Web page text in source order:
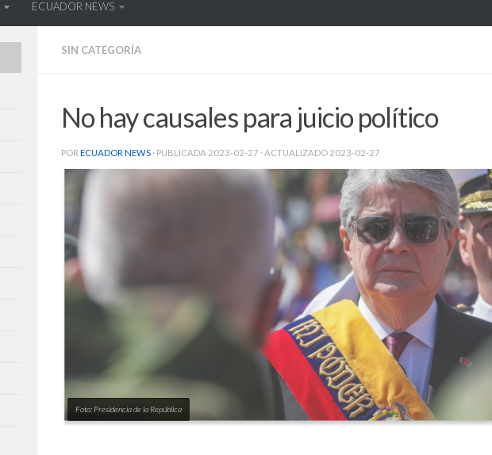
ECUADOR NEWS
SIN CATEGORÍA
No hay causales para juicio político
POR ECUADOR NEWS · PUBLICADA 2023-02-27 · ACTUALIZADO 2023-02-27
Foto: Presidencia de la República